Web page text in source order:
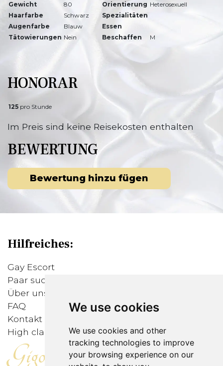
We use cookies
We use cookies and other
tracking technologies to improve
your browsing experience on our
Gewicht
80 Orientierung Heterosexuell
Haarfarbe
Schwarz
Spezialitäten
Augenfarbe
Blauw
Essen
Tätowierungen Nein Beschaffen M
HONORAR
125 pro Stunde
Im Preis sind keine Reisekosten enthalten
BEWERTUNG
Bewertung hinzu fügen
Hilfreiches:
Gay Escort
Paar sucht Mann
Über uns
FAQ
Kontakt
High class Callboys
Gigolodirect